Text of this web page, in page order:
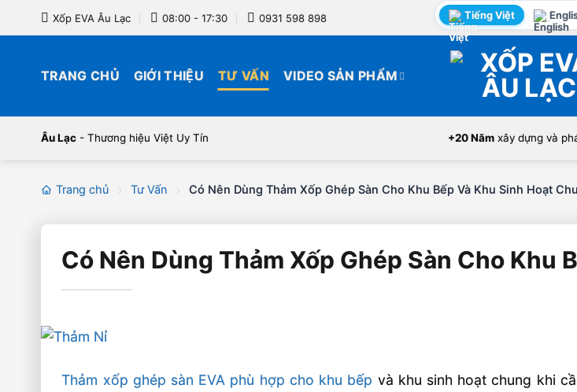
qua
Xốp EVA Âu Lạc 08:00 - 17:30 0931 598 898 Tiếng Việt
TRANG CHỦ GIỚI THIỆU TƯ VẤN VIDEO SẢN PHẨM
Âu Lạc - Thương hiệu Việt Uy Tín +20 Năm xây dựng và
Trang chủ Tư Vấn Có Nên Dùng Thảm Xốp Ghép Sàn Cho Khu Bếp Và Khu Sinh Hoạt
Có Nên Dùng Thảm Xốp Ghép Sàn Cho Khu
Thảm xốp ghép sàn EVA phù hợp cho khu bếp và khu sinh hoạt chung khi